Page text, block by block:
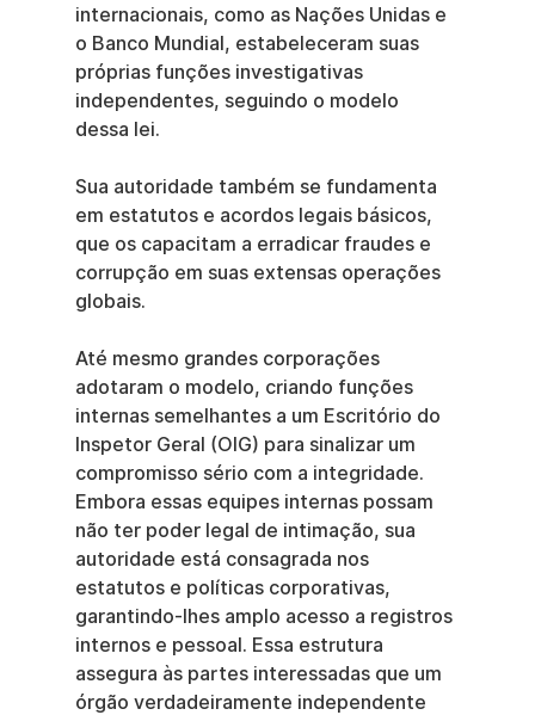
internacionais, como as Nações Unidas e
o Banco Mundial, estabeleceram suas
próprias funções investigativas
independentes, seguindo o modelo
dessa lei.
Sua autoridade também se fundamenta
em estatutos e acordos legais básicos,
que os capacitam a erradicar fraudes e
corrupção em suas extensas operações
globais.
Até mesmo grandes corporações
adotaram o modelo, criando funções
internas semelhantes a um Escritório do
Inspetor Geral (OIG) para sinalizar um
compromisso sério com a integridade.
Embora essas equipes internas possam
não ter poder legal de intimação, sua
autoridade está consagrada nos
estatutos e políticas corporativas,
garantindo-lhes amplo acesso a registros
internos e pessoal. Essa estrutura
assegura às partes interessadas que um
órgão verdadeiramente independente